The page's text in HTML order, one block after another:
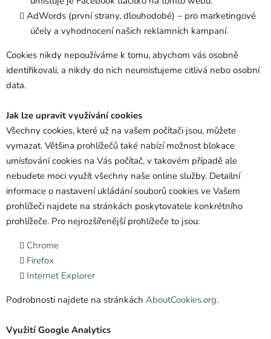
AdWords (první strany, dlouhodobé) – pro marketingové
účely a vyhodnocení našich reklamních kampaní.
Cookies nikdy nepoužíváme k tomu, abychom vás osobně
identifikovali, a nikdy do nich neumisťujeme citlivá nebo osobní
data.
Jak lze upravit využívání cookies
Všechny cookies, které už na vašem počítači jsou, můžete
vymazat. Většina prohlížečů také nabízí možnost blokace
umísťování cookies na Vás počítač, v takovém případě ale
nebudete moci využít všechny naše online služby. Detailní
informace o nastavení ukládání souborů cookies ve Vašem
prohlížeči najdete na stránkách poskytovatele konkrétního
prohlížeče. Pro nejrozšířenější prohlížeče to jsou:
Chrome
Firefox
Internet Explorer
Podrobnosti najdete na stránkách AboutCookies.org.
Využití Google Analytics